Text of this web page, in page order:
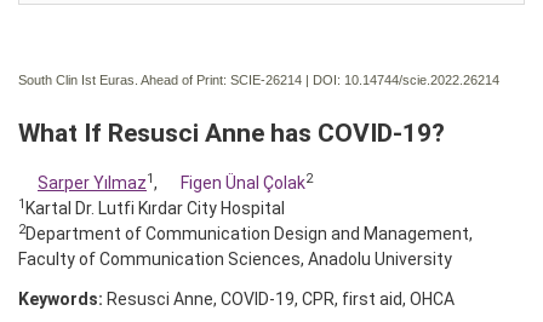
South Clin Ist Euras. Ahead of Print: SCIE-26214 | DOI: 10.14744/scie.2022.26214
What If Resusci Anne has COVID-19?
Sarper Yılmaz1, Figen Ünal Çolak2
1 Kartal Dr. Lutfi Kırdar City Hospital
2Department of Communication Design and Management,
Faculty of Communication Sciences, Anadolu University
Keywords: Resusci Anne, COVID-19, CPR, first aid, OHCA